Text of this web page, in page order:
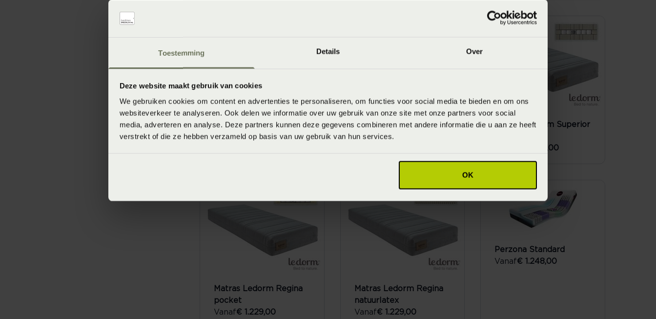
Toestemming Details Over
Deze website maakt gebruik van cookies
We gebruiken cookies om content en advertenties te personaliseren, om functies voor social media te bieden en om ons
websiteverkeer te analyseren. Ook delen we informatie over uw gebruik van onze site met onze partners voor social
media, adverteren en analyse. Deze partners kunnen deze gegevens combineren met andere informatie die u aan ze heeft
verstrekt of die ze hebben verzameld op basis van uw gebruik van hun services.
OK
Matras Ledorm Regale
natuurlatex
Matras Ledorm Regale
pocket
Matras Ledorm Superior
€ 2.079,00
Matras Ledorm Regina
pocket
Vanaf€ 1.229,00
Matras Ledorm Regina
natuurlatex
Vanaf€ 1.229,00
Perzona Standard
Vanaf€ 1.248,00